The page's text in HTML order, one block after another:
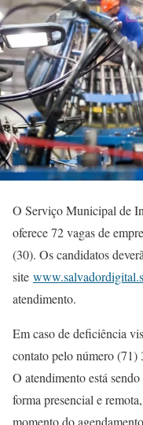
O Serviço Municipal de
oferece 72 vagas de
(30). Os candidatos
site
atendimento.
Em caso de deficiência
contato pelo número (71)
O atendimento está
forma presencial e
momento do